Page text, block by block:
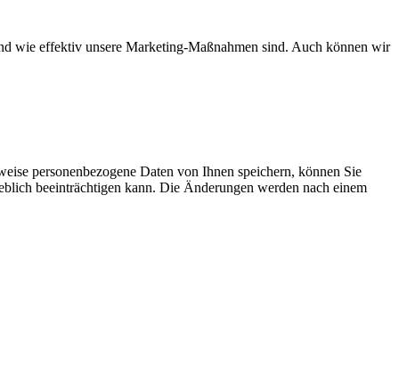
wie effektiv unsere Marketing-Maßnahmen sind. Auch können wir
personenbezogene Daten von Ihnen speichern, können Sie
beeinträchtigen kann. Die Änderungen werden nach einem